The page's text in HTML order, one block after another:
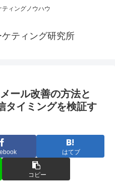
ィングノウハウ
ティング研究所
ール改善の方法と
タイミングを検証す
はてブ
コピー